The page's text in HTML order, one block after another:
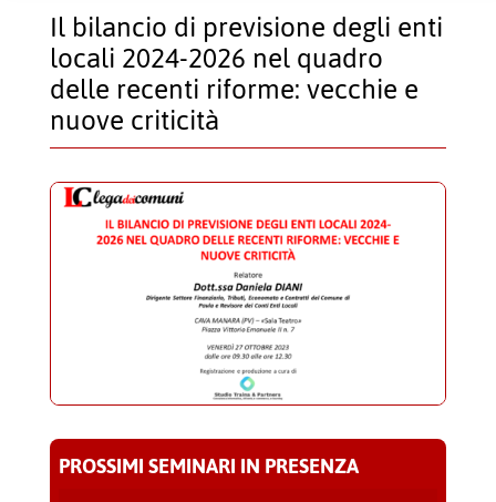
Il bilancio di previsione degli enti
locali 2024-2026 nel quadro
delle recenti riforme: vecchie e
nuove criticità
PROSSIMI SEMINARI IN PRESENZA